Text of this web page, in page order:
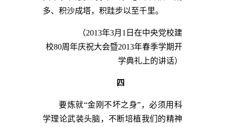
多、积沙成塔，积跬步以至千里。
（2013年3月1日在中央党校建
校80周年庆祝大会暨2013年春季学期开
学典礼上的讲话）
四
要炼就“金刚不坏之身”，必须用科
学理论武装头脑，不断培植我们的精神